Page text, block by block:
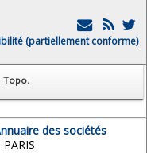
(partiellement conforme)
Topo.
des sociétés